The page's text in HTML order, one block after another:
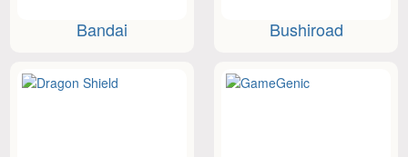
Bandai Bushiroad